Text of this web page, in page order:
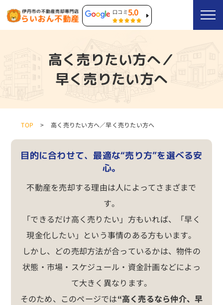
口コミ5.0
高く売りたい方へ／
早く売りたい方へ
TOP 高く売りたい方へ／早く売りたい方へ
目的に合わせて、最適な“売り方”を選べる安
心。
不動産を売却する理由は人によってさまざまで
す。
「できるだけ高く売りたい」方もいれば、「早く
現金化したい」という事情のある方もいます。
しかし、どの売却方法が合っているかは、物件の
状態・市場・スケジュール・資金計画などによっ
て大きく異なります。
そのため、このページでは“高く売るなら仲介、早